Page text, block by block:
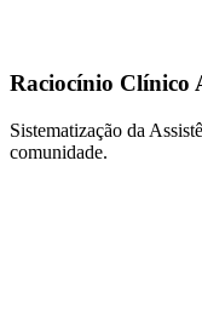
Raciocínio Clínico
Sistematização da
comunidade.